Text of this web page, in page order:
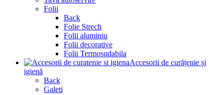
Folii
Back
Folie Strech
Folii aluminiu
Folii decorative
Folii Termosudabila
Accesorii de curățenie și
igienă
Back
Galeti